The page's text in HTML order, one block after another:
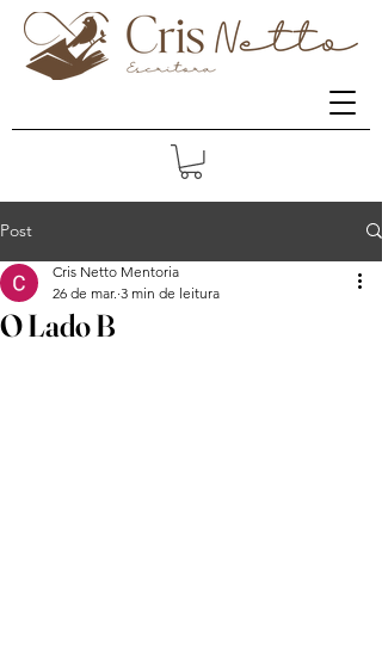
Post
O Lado B
Cris Netto Mentoria
26 de mar. 3 min de leitura